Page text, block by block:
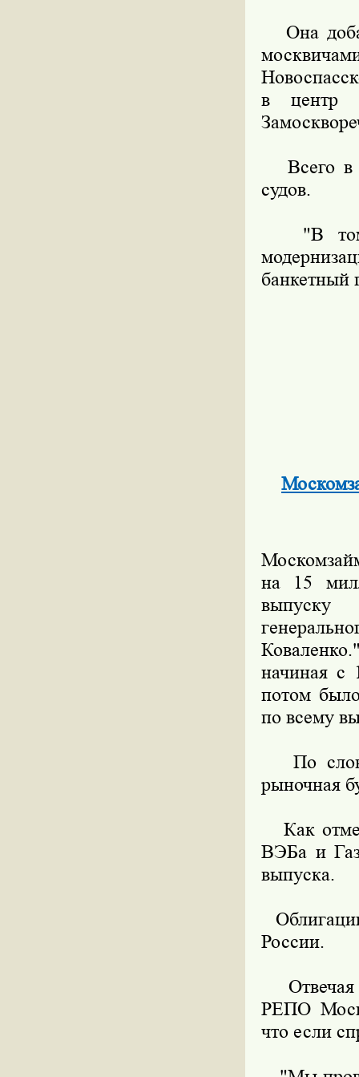
Она
в центр
Всего в
судов.
"В том
банкетный
на 15
выпуску
начиная с
потом
по всему
По
рыночная
Как
ВЭБа и
выпуска.
России.
Отвечая
РЕПО
что если